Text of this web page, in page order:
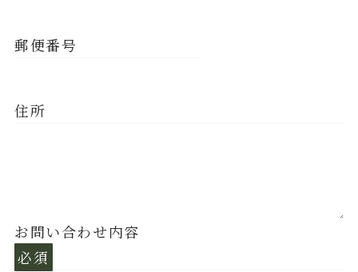
郵便番号
住所
お問い合わせ内容
必須